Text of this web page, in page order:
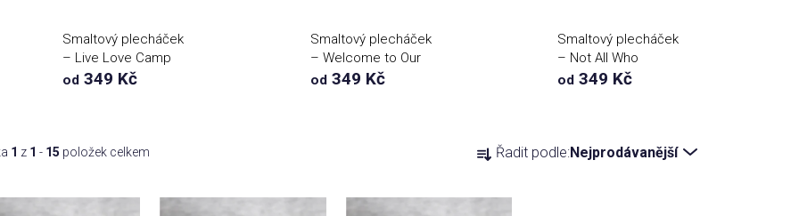
Smaltový plecháček
– Live Love Camp
od 349 Kč
Smaltový plecháček
– Welcome to Our
Camper
od349 Kč
Smaltový plecháček
– Not All Who
Wander Are Lost
od 349 Kč
1 z 1 - 15 položek celkem
a Řadit podle:Nejprodávanější